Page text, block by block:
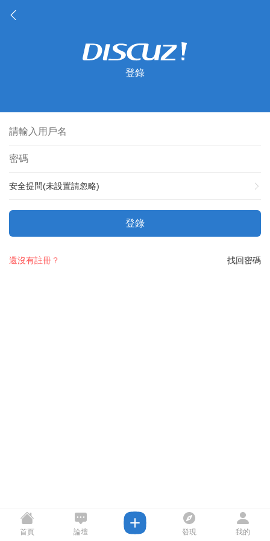
登錄
安全提問(未設置請忽略)
登錄
找回密碼
還沒有註冊？
首頁 論壇 發現 我的